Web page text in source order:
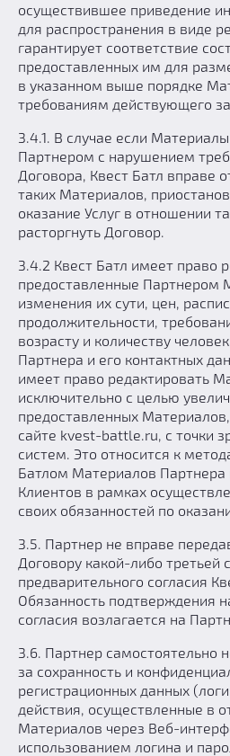
осуществившее приведение
для распространения в виде
гарантирует соответствие
предоставленных им для
в указанном выше порядке
требованиям действующего
3.4.1. В случае если
Партнером с нарушением
Договора, Квест Батл вправе
таких Материалов,
оказание Услуг в отношении
расторгнуть Договор.
3.4.2 Квест Батл имеет право
предоставленные Партнером
изменения их сути, цен,
продолжительности,
возрасту и количеству
Партнера и его контактных
имеет право редактировать
исключительно с целью
предоставленных
сайте kvest-battle.ru, с точки
систем. Это относится к
Батлом Материалов Партнера
Клиентов в рамках
своих обязанностей по
3.5. Партнер не вправе
Договору какой-либо третьей
предварительного согласия
Обязанность подтверждения
согласия возлагается на
3.6. Партнер самостоятельно
за сохранность и
регистрационных данных
действия, осуществленные в
Материалов через Веб-
использованием логина и